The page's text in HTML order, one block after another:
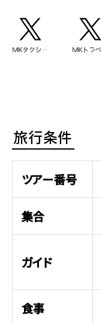
旅行条件
ツアー番号
集合
ガイド
食事